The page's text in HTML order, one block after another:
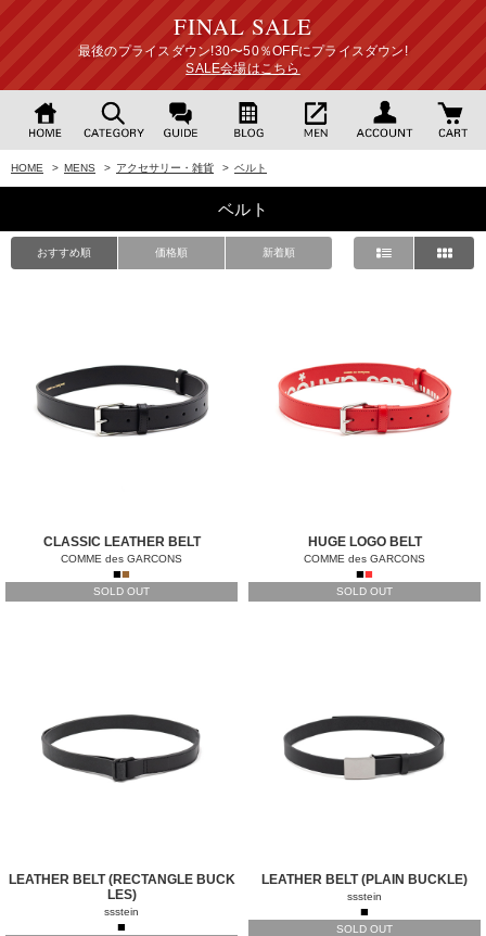
FINAL SALE
最後のプライスダウン!30〜50％OFFにプライスダウン!
SALE会場はこちら
HOME > MENS > アクセサリー・雑貨 > ベルト
ベルト
おすすめ順 価格順 新着順
CLASSIC LEATHER BELT
COMME des GARCONS
■■
SOLD OUT
HUGE LOGO BELT
COMME des GARCONS
■■
SOLD OUT
LEATHER BELT (RECTANGLE BUCK
LES)
ssstein
■
LEATHER BELT (PLAIN BUCKLE)
ssstein
■
SOLD OUT